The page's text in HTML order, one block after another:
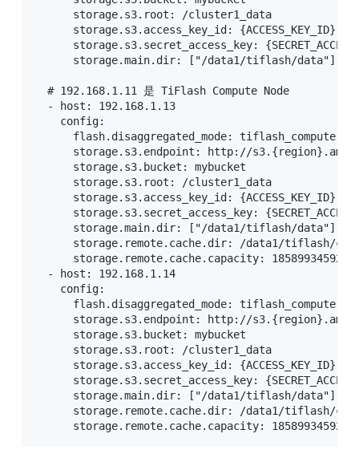
storage.s3.root: /cluster1_data
storage.s3.access_key_id: {ACCESS_KEY_ID}
storage.s3.secret_access_key:
storage.main.dir: ["/data1/tiflash/data"]
  # 192.168.1.11 是 TiFlash Compute Node
  - host: 192.168.1.13
    config:
flash.disaggregated_mode: tiflash_compute
storage.s3.endpoint: http://
storage.s3.bucket: mybucket
storage.s3.root: /cluster1_data
storage.s3.access_key_id: {ACCESS_KEY_ID}
storage.s3.secret_access_key:
storage.main.dir: ["/data1/tiflash/data"]
storage.remote.cache.dir: /data1/tiflash/
storage.remote.cache.capacity:
  - host: 192.168.1.14
    config:
flash.disaggregated_mode: tiflash_compute
storage.s3.endpoint: http://
storage.s3.bucket: mybucket
storage.s3.root: /cluster1_data
storage.s3.access_key_id: {ACCESS_KEY_ID}
storage.s3.secret_access_key:
storage.main.dir: ["/data1/tiflash/data"]
storage.remote.cache.dir: /data1/tiflash/
storage.remote.cache.capacity: